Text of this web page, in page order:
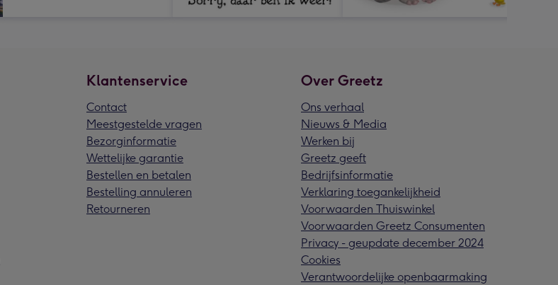
Klantenservice
Contact
Meestgestelde vragen
Bezorginformatie
Wettelijke garantie
Bestellen en betalen
Bestelling annuleren
Retourneren
Over Greetz
Ons verhaal
Nieuws & Media
Werken bij
Greetz geeft
Bedrijfsinformatie
Verklaring toegankelijkheid
Voorwaarden Thuiswinkel
Voorwaarden Greetz Consumenten
Privacy - geupdate december 2024
Cookies
Verantwoordelijke openbaarmaking